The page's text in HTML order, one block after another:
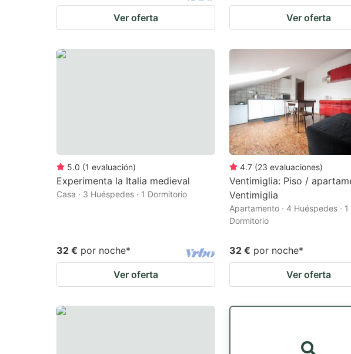
Ver oferta Ver oferta
5.0 (1 evaluación)
Experimenta la Italia medieval
Casa · 3 Huéspedes · 1 Dormitorio
32 € por noche*
Ver oferta
4.7 (23 evaluaciones)
Ventimiglia: Piso /
Ventimiglia
Apartamento · 4 Huéspedes · 1
Dormitorio
32 € por noche*
Ver oferta